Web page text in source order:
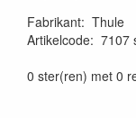
Fabrikant: Thule
Artikelcode: 7107
0 ster(ren) met 0